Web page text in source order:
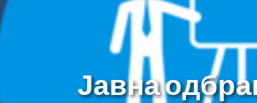
Јавна